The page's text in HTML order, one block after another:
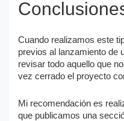
Cuando realizamos este
previos al lanzamiento de
revisar todo aquello que
vez cerrado el proyecto
Mi recomendación es
que publicamos una